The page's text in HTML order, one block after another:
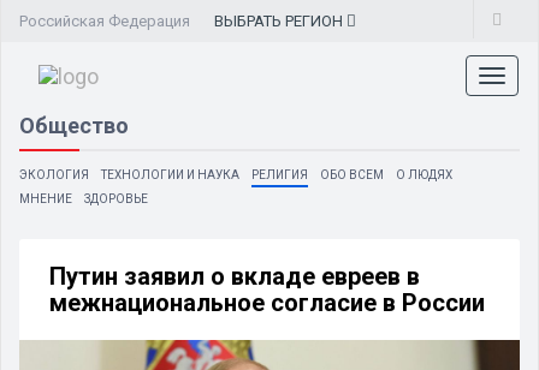
Российская Федерация ВЫБРАТЬ РЕГИОН
Общество
ЭКОЛОГИЯ ТЕХНОЛОГИИ И НАУКА РЕЛИГИЯ ОБО ВСЕМ
О ЛЮДЯХ
МНЕНИЕ
ЗДОРОВЬЕ
Путин заявил о вкладе евреев в
межнациональное согласие в России